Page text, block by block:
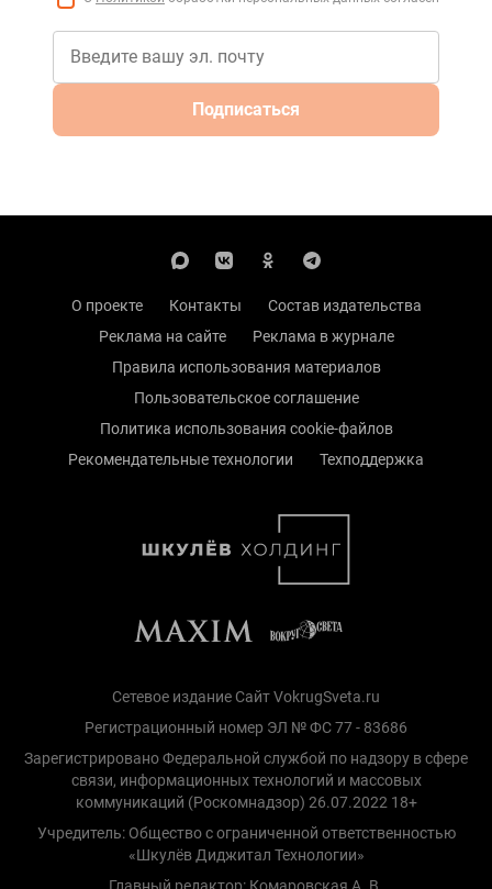
Подписаться
О проекте Контакты
Состав издательства
Реклама на сайте
Реклама в журнале
Правила использования материалов
Пользовательское соглашение
Политика использования cookie-файлов
Рекомендательные технологии
Техподдержка
Сетевое издание Сайт VokrugSveta.ru
Регистрационный номер ЭЛ № ФС 77 - 83686
Зарегистрировано Федеральной службой по надзору в сфере
связи, информационных технологий и массовых
коммуникаций (Роскомнадзор) 26.07.2022 18+
Учредитель: Общество с ограниченной ответственностью
«Шкулёв Диджитал Технологии»